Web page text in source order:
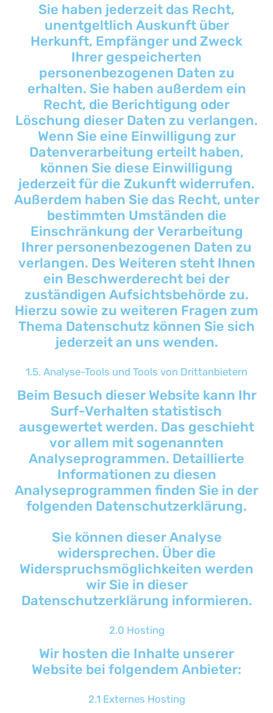
Sie haben jederzeit das Recht,
unentgeltlich Auskunft über
Herkunft, Empfänger und Zweck
Ihrer gespeicherten
personenbezogenen Daten zu
erhalten. Sie haben außerdem ein
Recht, die Berichtigung oder
Löschung dieser Daten zu verlangen.
Wenn Sie eine Einwilligung zur
Datenverarbeitung erteilt haben,
können Sie diese Einwilligung
jederzeit für die Zukunft widerrufen.
Außerdem haben Sie das Recht, unter
bestimmten Umständen die
Einschränkung der Verarbeitung
Ihrer personenbezogenen Daten zu
verlangen. Des Weiteren steht Ihnen
ein Beschwerderecht bei der
zuständigen Aufsichtsbehörde zu.
Hierzu sowie zu weiteren Fragen zum
Thema Datenschutz können Sie sich
jederzeit an uns wenden.
1.5. Analyse-Tools und Tools von Drittanbietern
Beim Besuch dieser Website kann Ihr
Surf-Verhalten statistisch
ausgewertet werden. Das geschieht
vor allem mit sogenannten
Analyseprogrammen. Detaillierte
Informationen zu diesen
Analyseprogrammen finden Sie in der
folgenden Datenschutzerklärung.
Sie können dieser Analyse
widersprechen. Über die
Widerspruchsmöglichkeiten werden
wir Sie in dieser
Datenschutzerklärung informieren.
2.0 Hosting
Wir hosten die Inhalte unserer
Website bei folgendem Anbieter:
2.1 Externes Hosting